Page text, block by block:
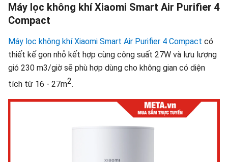
Máy lọc không khí Xiaomi Smart Air Purifier 4
Compact
Máy lọc không khí Xiaomi Smart Air Purifier 4 Compact có
thiết kế gọn nhỏ kết hợp cùng công suất 27W và lưu lượng
gió 230 m3/giờ sẽ phù hợp dùng cho không gian có diện
tích từ 16 - 27m2.